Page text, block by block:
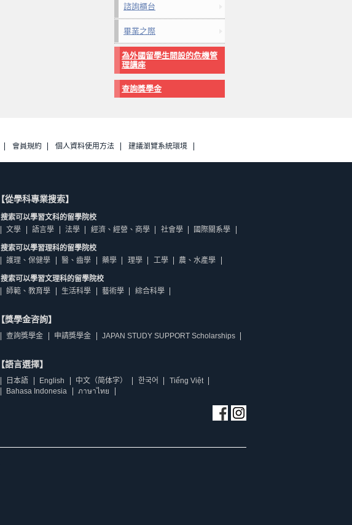
諮詢櫃台
畢業之際
為外國留學生開設的危機管
理講座
查詢獎學金
會員規約 個人資料使用方法 建議瀏覽系統環境
【從學科專業搜索】
搜索可以學習文科的留學院校
文學
語言學 法學 經濟、經營、商學 社會學 國際關系學
搜索可以學習理科的留學院校
護理、保健學
醫、齒學 藥學 理學 工學 農、水產學
搜索可以學習文理科的留學院校
師範、教育學
生活科學 藝術學 綜合科學
【獎學金咨詢】
查詢獎學金 申請獎學金 JAPAN STUDY SUPPORT Scholarships
【語言選擇】
日本語 English 中文（简体字） 한국어
Tiếng Việt
Bahasa Indonesia
ภาษาไทย